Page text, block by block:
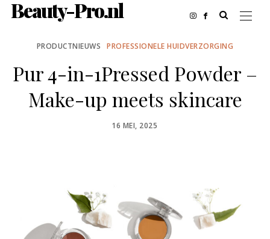
Beauty-Pro.nl
PRODUCTNIEUWS PROFESSIONELE HUIDVERZORGING
Pur 4-in-1Pressed Powder –
Make-up meets skincare
POSTED
16 MEI, 2025